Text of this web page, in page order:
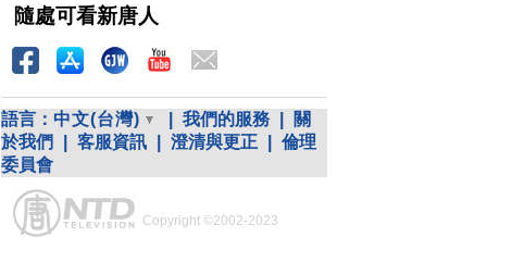
隨處可看新唐人
語言： 中文(台灣) 我們的服務
關
於我們
客服資訊 澄清與更正
倫理
委員會
Copyright ©2002-2023